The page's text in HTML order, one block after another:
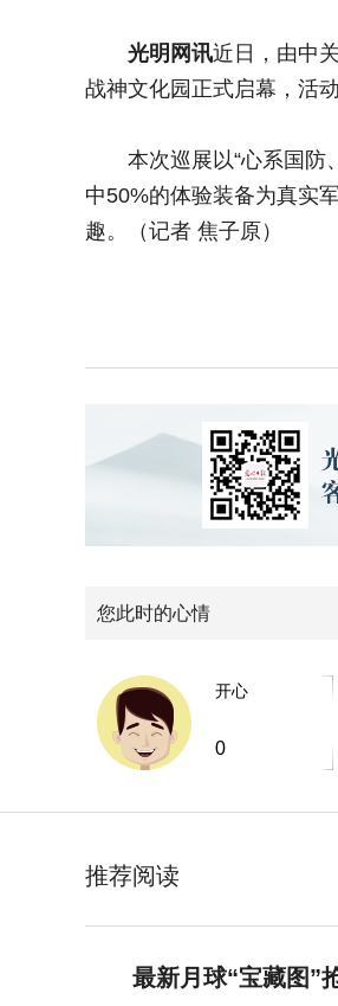
光明网讯近日，由中
战神文化园正式启幕，活
本次巡展以“心系国防、
中50%的体验装备为真实
趣。（记者 焦子原）
您此时的心情
开心
0
推荐阅读
最新月球“宝藏图”